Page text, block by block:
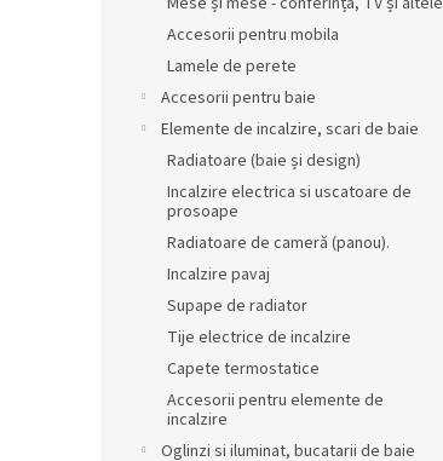
Accesorii pentru mobila
Lamele de perete
Accesorii pentru baie
Elemente de incalzire, scari de baie
Radiatoare (baie și design)
Incalzire electrica si uscatoare de
prosoape
Radiatoare de cameră (panou).
Incalzire pavaj
Supape de radiator
Tije electrice de incalzire
Capete termostatice
Accesorii pentru elemente de
incalzire
Oglinzi si iluminat, bucatarii de baie